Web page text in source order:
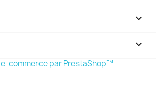

keyboard_arrow_down
commerce par PrestaShop™